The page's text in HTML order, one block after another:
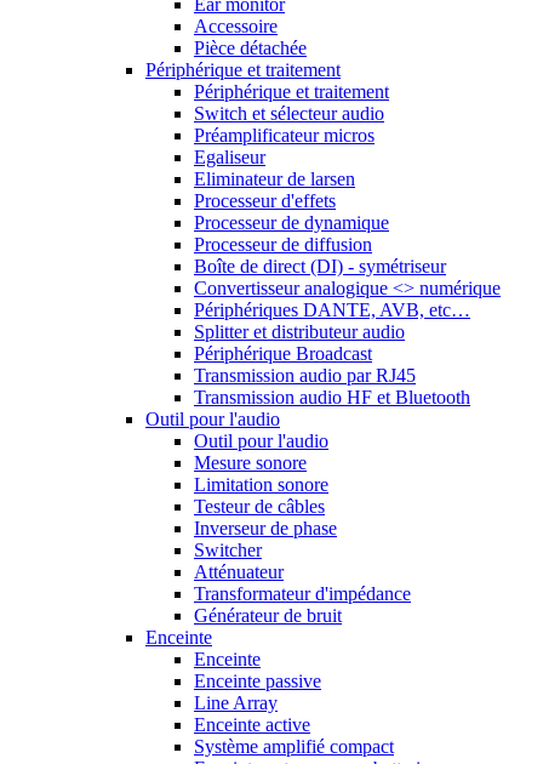
Ear monitor
Accessoire
Pièce détachée
Périphérique et traitement
Périphérique et traitement
Switch et sélecteur audio
Préamplificateur micros
Egaliseur
Eliminateur de larsen
Processeur d'effets
Processeur de dynamique
Processeur de diffusion
Boîte de direct (DI) - symétriseur
Convertisseur analogique <> numérique
Périphériques DANTE, AVB, etc…
Splitter et distributeur audio
Périphérique Broadcast
Transmission audio par RJ45
Transmission audio HF et Bluetooth
Outil pour l'audio
Outil pour l'audio
Mesure sonore
Limitation sonore
Testeur de câbles
Inverseur de phase
Switcher
Atténuateur
Transformateur d'impédance
Générateur de bruit
Enceinte
Enceinte
Enceinte passive
Line Array
Enceinte active
Système amplifié compact